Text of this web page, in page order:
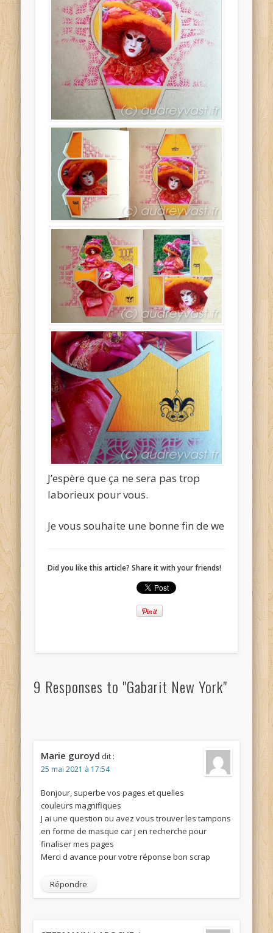
J’espère que ça ne sera pas trop
laborieux pour vous.
Je vous souhaite une bonne fin de we
Did you like this article? Share it with your friends!
9 Responses to "Gabarit New York"
Marie guroyd dit :
25 mai 2021 à 17:54
Bonjour, superbe vos pages et quelles
couleurs magnifiques
J ai une question ou avez vous trouver les tampons
en forme de masque car j en recherche pour
finaliser mes pages
Merci d avance pour votre réponse bon scrap
Répondre